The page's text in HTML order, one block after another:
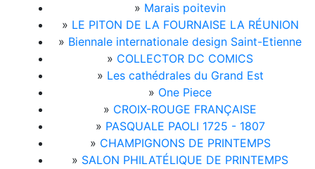
» Marais poitevin
» LE PITON DE LA FOURNAISE LA RÉUNION
» Biennale internationale design Saint-Etienne
» COLLECTOR DC COMICS
» Les cathédrales du Grand Est
» One Piece
» CROIX-ROUGE FRANÇAISE
» PASQUALE PAOLI 1725 - 1807
» CHAMPIGNONS DE PRINTEMPS
» SALON PHILATÉLIQUE DE PRINTEMPS